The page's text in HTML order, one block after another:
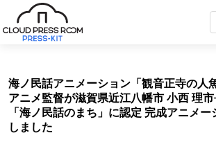
海ノ民話アニメーション「観音正寺の人
アニメ監督が滋賀県近江八幡市 小西 理
「海ノ民話のまち」に認定 完成アニメー
しました